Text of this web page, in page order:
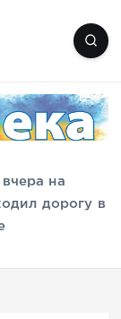
на
дорогу в